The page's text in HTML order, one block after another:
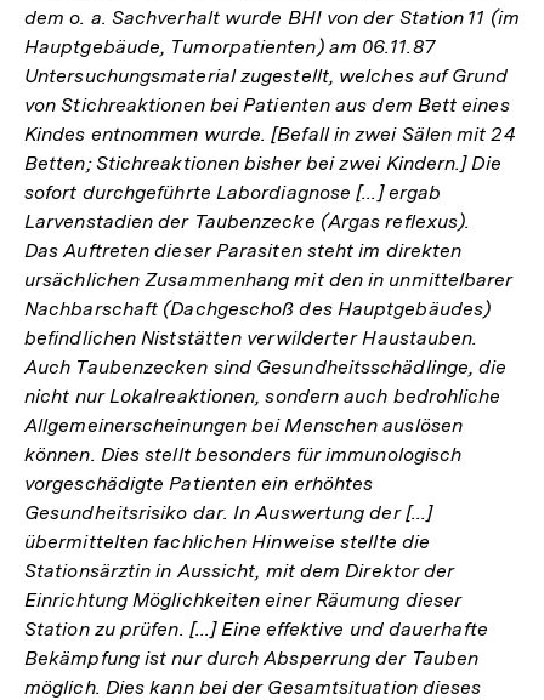
dem o. a. Sachverhalt wurde BHI von der Station 11 (im
Hauptgebäude, Tumorpatienten) am 06.11.87
Untersuchungsmaterial zugestellt, welches auf Grund
von Stichreaktionen bei Patienten aus dem Bett eines
Kindes entnommen wurde. [Befall in zwei Sälen mit 24
Betten; Stichreaktionen bisher bei zwei Kindern.] Die
sofort durchgeführte Labordiagnose [...] ergab
Larvenstadien der Taubenzecke (Argas reflexus).
Das Auftreten dieser Parasiten steht im direkten
ursächlichen Zusammenhang mit den in unmittelbarer
Nachbarschaft (Dachgeschoß des Hauptgebäudes)
befindlichen Niststätten verwilderter Haustauben.
Auch Taubenzecken sind Gesundheitsschädlinge, die
nicht nur Lokalreaktionen, sondern auch bedrohliche
Allgemeinerscheinungen bei Menschen auslösen
können. Dies stellt besonders für immunologisch
vorgeschädigte Patienten ein erhöhtes
Gesundheitsrisiko dar. In Auswertung der [...]
übermittelten fachlichen Hinweise stellte die
Stationsärztin in Aussicht, mit dem Direktor der
Einrichtung Möglichkeiten einer Räumung dieser
Station zu prüfen. [...] Eine effektive und dauerhafte
Bekämpfung ist nur durch Absperrung der Tauben
möglich. Dies kann bei der Gesamtsituation dieses